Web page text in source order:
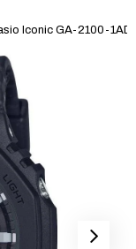
Iconic GA-2100-